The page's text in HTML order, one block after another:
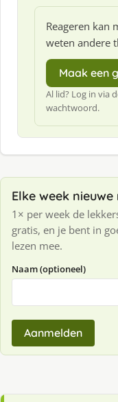
Reageren kan
weten andere
Maak een
Al lid? Log in via
wachtwoord.
Elke week
1× per week de
gratis, en je bent in
lezen mee.
Naam (optioneel)
Aanmelden